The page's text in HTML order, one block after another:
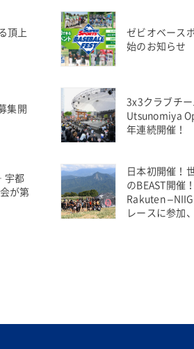
頂上
集開
宇都
が第
ゼビオベース
始のお知らせ
3x3クラブチ
Utsunomiya
年連続開催！
日本初開催！
のBEAST開催
Rakuten
レースに参加